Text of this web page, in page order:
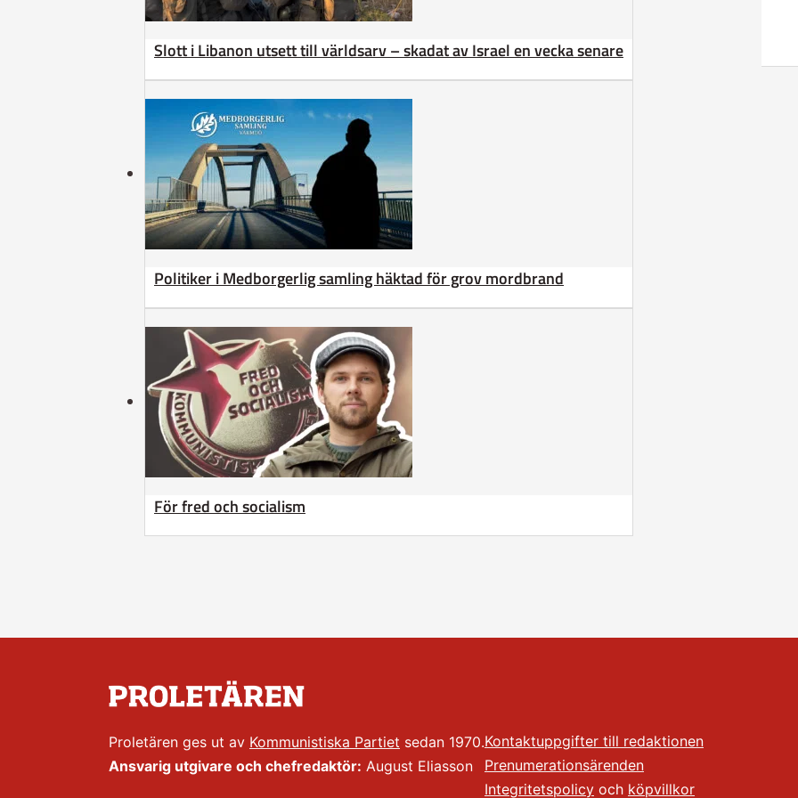
Slott i Libanon utsett till världsarv – skadat av Israel en vecka senare
Politiker i Medborgerlig samling häktad för grov mordbrand
För fred och socialism
Proletären ges ut av Kommunistiska Partiet sedan 1970.
Ansvarig utgivare och chefredaktör: August Eliasson
Kontaktuppgifter till redaktionen
Prenumerationsärenden
Integritetspolicy och köpvillkor